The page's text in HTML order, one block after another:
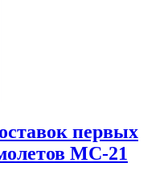
первых
МС-21